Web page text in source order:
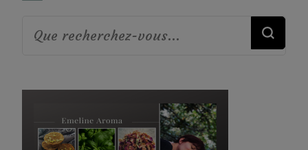
Vous
quelque
chose ?